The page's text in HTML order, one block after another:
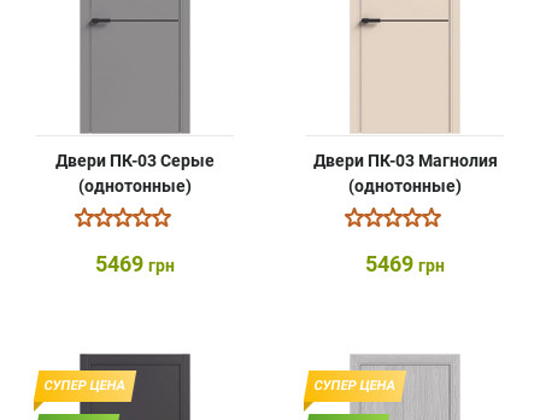
Двери ПК-03 Серые
(однотонные)
5469 грн
Двери ПК-03 Магнолия
(однотонные)
5469 грн
СУПЕР ЦЕНА СУПЕР ЦЕНА